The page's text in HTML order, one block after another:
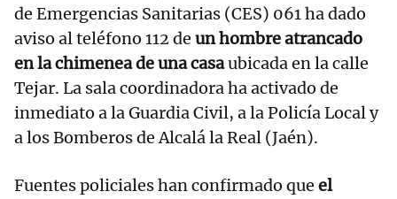
de Emergencias Sanitarias (CES) 061 ha dado
aviso al teléfono 112 de un hombre atrancado
en la chimenea de una casaubicada en la calle
Tejar. La sala coordinadora ha activado de
inmediato a la Guardia Civil, a la Policía Local y
a los Bomberos de Alcalá la Real (Jaén).
Fuentes policiales han confirmado que el